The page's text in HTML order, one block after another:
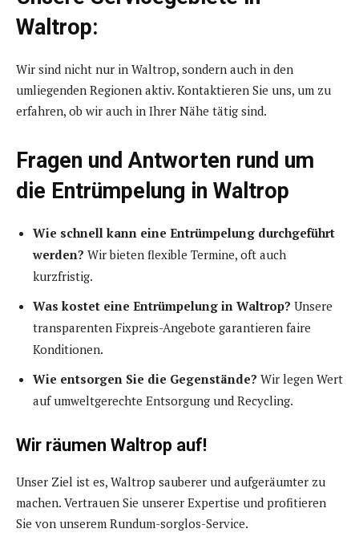
Waltrop:
Wir sind nicht nur in Waltrop, sondern auch in den
umliegenden Regionen aktiv. Kontaktieren Sie uns, um zu
erfahren, ob wir auch in Ihrer Nähe tätig sind.
Fragen und Antworten rund um
die Entrümpelung in Waltrop
Wie schnell kann eine Entrümpelung durchgeführt
werden? Wir bieten flexible Termine, oft auch
kurzfristig.
Was kostet eine Entrümpelung in Waltrop? Unsere
transparenten Fixpreis-Angebote garantieren faire
Konditionen.
Wie entsorgen Sie die Gegenstände? Wir legen Wert
auf umweltgerechte Entsorgung und Recycling.
Wir räumen Waltrop auf!
Unser Ziel ist es, Waltrop sauberer und aufgeräumter zu
machen. Vertrauen Sie unserer Expertise und profitieren
Sie von unserem Rundum-sorglos-Service.